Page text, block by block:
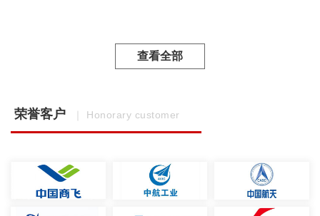
查看全部
荣誉客户 ｜ Honorary customer